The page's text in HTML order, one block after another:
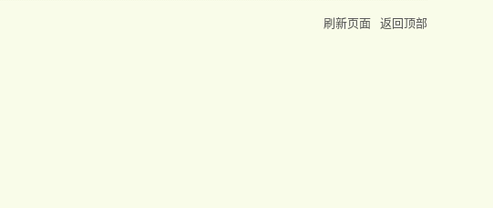
刷新页面 返回顶部